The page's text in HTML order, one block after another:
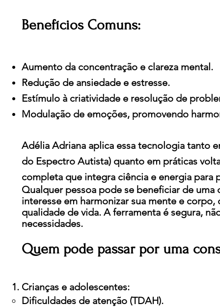
Benefícios Comuns:
Aumento da concentração e clareza mental.
Redução de ansiedade e estresse.
Estímulo à criatividade e resolução de
Modulação de emoções, promovendo
Adélia Adriana aplica essa tecnologia tanto
do Espectro Autista) quanto em práticas
completa que integra ciência e energia para
Qualquer pessoa pode se beneficiar de
interesse em harmonizar sua mente e
qualidade de vida. A ferramenta é segura,
necessidades.
Quem pode passar por uma
Crianças e adolescentes:
Dificuldades de atenção (TDAH).